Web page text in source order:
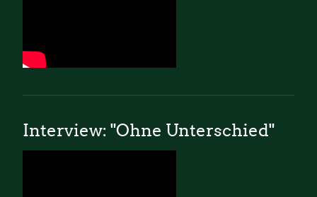
Interview: "Ohne Unterschied"